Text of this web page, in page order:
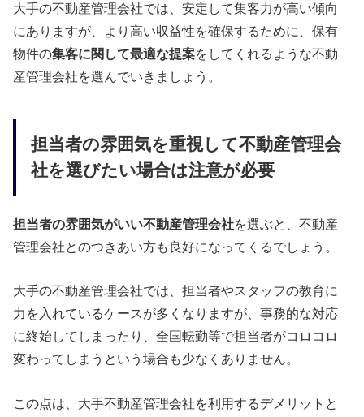
大手の不動産管理会社では、安定して集客力が高い傾向
にありますが、より高い収益性を確保するために、保有
物件の集客に関して最適な提案をしてくれるような不動
産管理会社を選んでいきましょう。
担当者の雰囲気を重視して不動産管理会
社を選びたい場合は注意が必要
担当者の雰囲気がいい不動産管理会社を選ぶと、不動産
管理会社とのつきあい方も良好になってくるでしょう。
大手の不動産管理会社では、担当者やスタッフの教育に
力を入れているケースが多くなりますが、事務的な対応
に終始してしまったり、全国転勤等で担当者がコロコロ
変わってしまうという場合も少なくありません。
この点は、大手不動産管理会社を利用するデメリットと